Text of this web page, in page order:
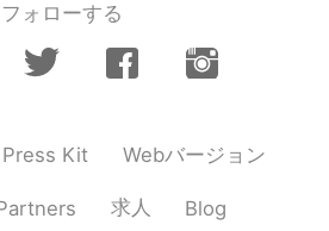
Jacky
2021.01.13 06:01
I thought it's a sweet 😂
フォローする
Press Kit Webバージョン
求人 Blog